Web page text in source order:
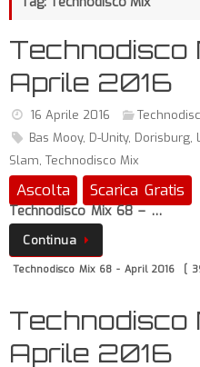
Technodisco
Aprile 2016
16 Aprile 2016
Bas Mooy, D-Unity, Dorisburg,
Slam, Technodisco Mix
Ascolta Scarica Gratis
Technodisco Mix 68 – …
Continua
Technodisco Mix 68 - April 2016 [
Technodisco
Aprile 2016